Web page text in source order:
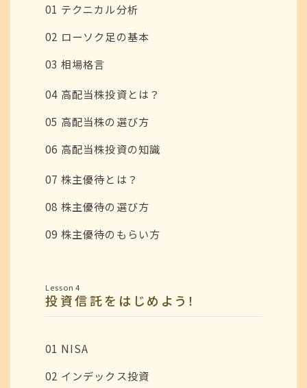
01 テクニカル分析
02 ローソク足の基本
03 相場格言
04 高配当株投資とは？
05 高配当株の選び方
06 高配当株投資の知識
07 株主優待とは？
08 株主優待の選び方
09 株主優待のもらい方
Lesson 4
投資信託をはじめよう！
01 NISA
02 インデックス投資